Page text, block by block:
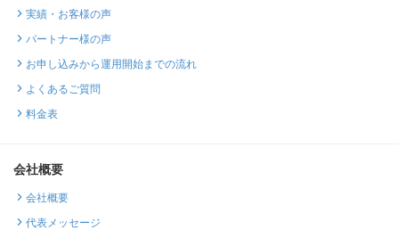
実績・お客様の声
パートナー様の声
お申し込みから運用開始までの流れ
よくあるご質問
料金表
会社概要
会社概要
代表メッセージ